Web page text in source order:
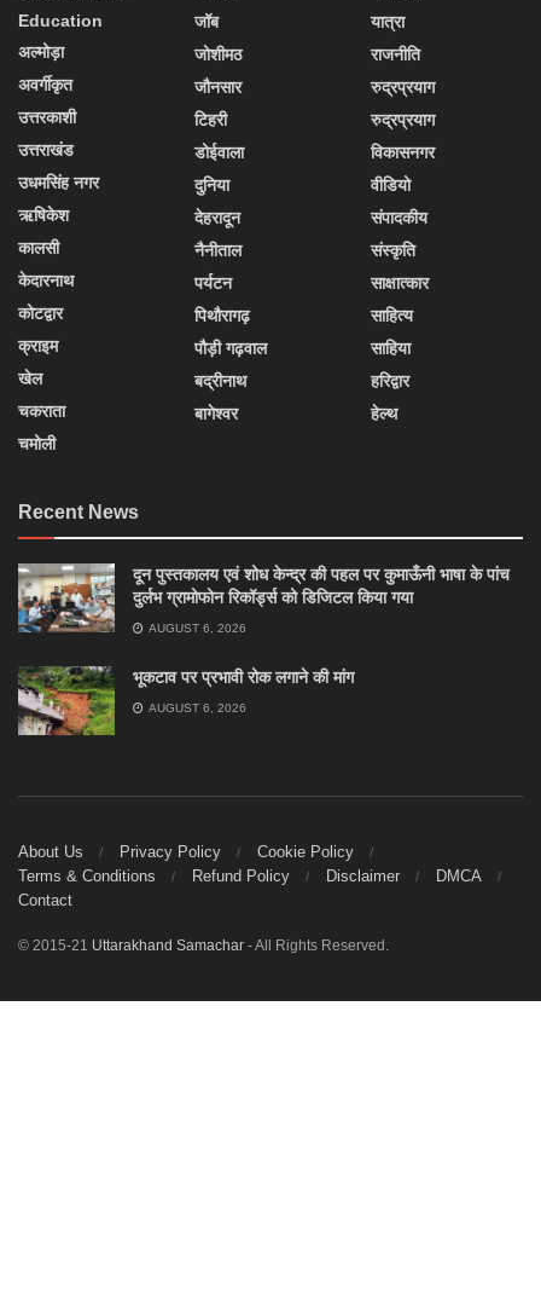
Education
अल्मोड़ा
अवर्गीकृत
उत्तरकाशी
उत्तराखंड
उधमसिंह नगर
ऋषिकेश
कालसी
केदारनाथ
कोटद्वार
क्राइम
खेल
चकराता
चमोली
जॉब
जोशीमठ
जौनसार
टिहरी
डोईवाला
दुनिया
देहरादून
नैनीताल
पर्यटन
पिथौरागढ़
पौड़ी गढ़वाल
बद्रीनाथ
बागेश्वर
यात्रा
राजनीति
रुद्रप्रयाग
रुद्रप्रयाग
विकासनगर
वीडियो
संपादकीय
संस्कृति
साक्षात्कार
साहित्य
साहिया
हरिद्वार
हेल्थ
Recent News
दून पुस्तकालय एवं शोध केन्द्र की पहल पर कुमाऊँनी भाषा के पांच
दुर्लभ ग्रामोफोन रिकॉर्ड्स को डिजिटल किया गया
AUGUST 6, 2026
भूकटाव पर प्रभावी रोक लगाने की मांग
AUGUST 6, 2026
About Us Privacy Policy
Cookie Policy
Terms & Conditions
Refund Policy Disclaimer
DMCA
Contact
© 2015-21 Uttarakhand Samachar - All Rights Reserved.